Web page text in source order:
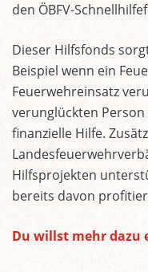
den ÖBFV-
Dieser Hilfsfonds
Beispiel wenn ein
Feuerwehreinsatz
verunglückten
finanzielle Hilfe.
Hilfsprojekten
bereits davon
Du willst mehr dazu